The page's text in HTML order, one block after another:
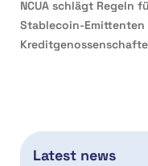
NCUA schlägt Regeln
Stablecoin-
Latest news